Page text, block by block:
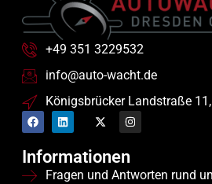
+49 351 3229532
info@auto-wacht.de
Königsbrücker Landstraße
Informationen
Fragen und Antworten rund